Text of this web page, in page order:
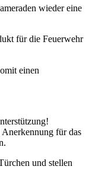
wieder eine
für die Feuerwehr
einen
für das
und stellen